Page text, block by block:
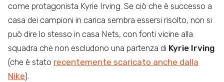
come protagonista Kyrie Irving. Se ciò che è successo a
casa dei campioni in carica sembra essersi risolto, non si
può dire lo stesso in casa Nets, con fonti vicine alla
squadra che non escludono una partenza di Kyrie Irving
(che è stato recentemente scaricato anche dalla
Nike).